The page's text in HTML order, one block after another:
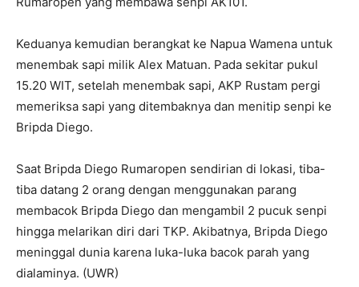
Keduanya kemudian berangkat ke Napua Wamena untuk
menembak sapi milik Alex Matuan. Pada sekitar pukul
15.20 WIT, setelah menembak sapi, AKP Rustam pergi
memeriksa sapi yang ditembaknya dan menitip senpi ke
Bripda Diego.
Saat Bripda Diego Rumaropen sendirian di lokasi, tiba-
tiba datang 2 orang dengan menggunakan parang
membacok Bripda Diego dan mengambil 2 pucuk senpi
hingga melarikan diri dari TKP. Akibatnya, Bripda Diego
meninggal dunia karena luka-luka bacok parah yang
dialaminya. (UWR)